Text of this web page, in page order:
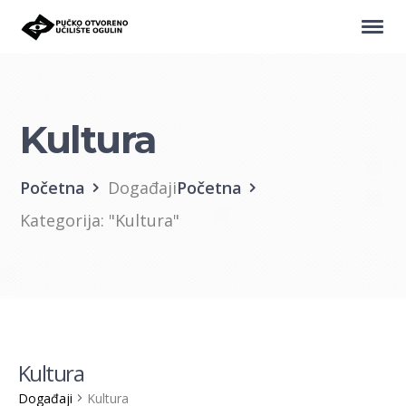
Kultura
Početna DogađajiPočetna
Kategorija: "Kultura"
Kultura
Događaji Kultura